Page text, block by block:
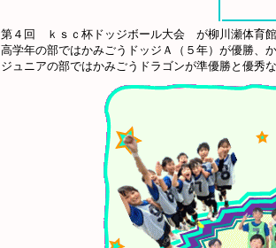
第４回 ｋｓｃ杯ドッジボール大会 が柳川瀬体育
高学年の部ではかみごうドッジＡ（５年）が優勝、
ジュニアの部ではかみごうドラゴンが準優勝と優秀